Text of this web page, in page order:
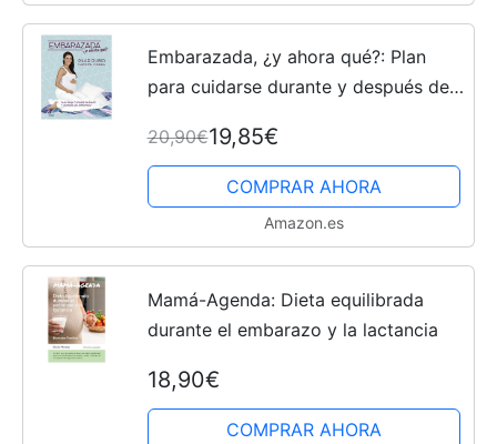
Embarazada, ¿y ahora qué?: Plan
para cuidarse durante y después del
crianza)
20,90€19,85€
COMPRAR AHORA
Amazon.es
Mamá-Agenda: Dieta equilibrada
durante el embarazo y la lactancia
18,90€
COMPRAR AHORA